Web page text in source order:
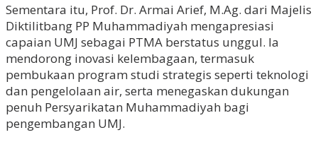
Sementara itu, Prof. Dr. Armai Arief, M.Ag. dari Majelis
Diktilitbang PP Muhammadiyah mengapresiasi
capaian UMJ sebagai PTMA berstatus unggul. Ia
mendorong inovasi kelembagaan, termasuk
pembukaan program studi strategis seperti teknologi
dan pengelolaan air, serta menegaskan dukungan
penuh Persyarikatan Muhammadiyah bagi
pengembangan UMJ.